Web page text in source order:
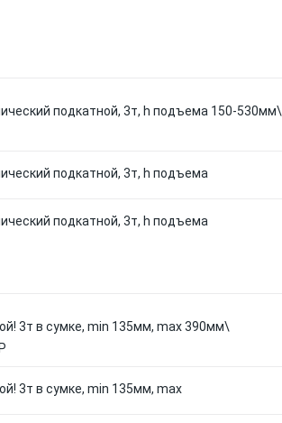
подкатной, 3т, h подъема 150-530мм\
подкатной, 3т, h подъема
подкатной, 3т, h подъема
3т в сумке, min 135мм, max 390мм\
3т в сумке, min 135мм, max